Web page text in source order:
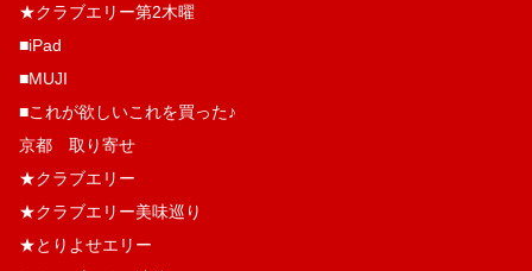
★クラブエリー第2木曜
■iPad
■MUJI
■これが欲しいこれを買った♪
京都 取り寄せ
★クラブエリー
★クラブエリー美味巡り
★とりよせエリー